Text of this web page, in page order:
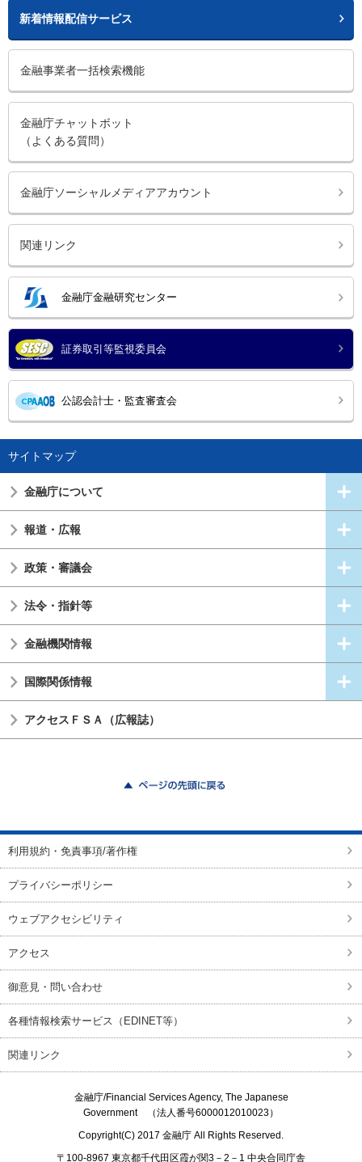
新着情報配信サービス
金融事業者一括検索機能
金融庁チャットボット
（よくある質問）
金融庁ソーシャルメディアアカウント
関連リンク
金融庁金融研究センター
証券取引等監視委員会
公認会計士・監査審査会
サイトマップ
金融庁について
報道・広報
政策・審議会
法令・指針等
金融機関情報
国際関係情報
アクセスＦＳＡ（広報誌）
利用規約・免責事項/著作権
プライバシーポリシー
ウェブアクセシビリティ
アクセス
御意見・問い合わせ
各種情報検索サービス（EDINET等）
関連リンク
金融庁/Financial Services Agency, The Japanese
Government（法人番号6000012010023）
Copyright(C) 2017 金融庁 All Rights Reserved.
〒100-8967 東京都千代田区霞が関3－2－1 中央合同庁舎